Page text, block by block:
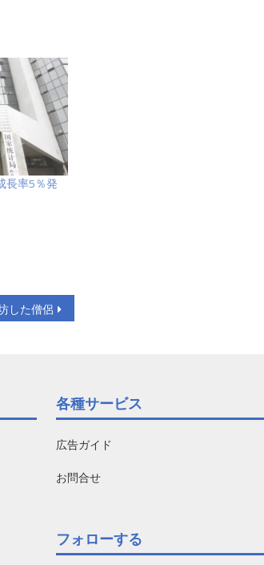
長率5％発
した僧侶
各種サービス
広告ガイド
お問合せ
フォローする